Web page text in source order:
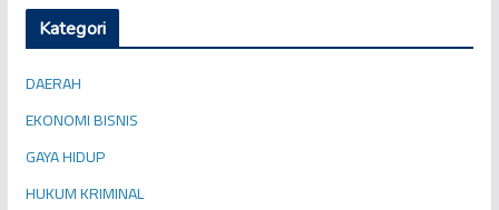
Kategori
DAERAH
EKONOMI BISNIS
GAYA HIDUP
HUKUM KRIMINAL